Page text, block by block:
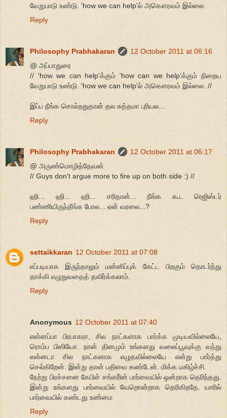
வேறுபாடு உண்டு. 'how we can help'ல் அகௌரவம் இல்லை.
Reply
Philosophy Prabhakaran
12 October 2011 at 06:16
@ அப்பாதுரை
// 'how we can help'க்கும் 'how can we help'க்கும் நிறைய
வேறுபாடு உண்டு. 'how we can help'ல் அகௌரவம் இல்லை. //
இப்ப நீங்க சொல்றதுதான் தல சுத்தமா புரியல...
Reply
Philosophy Prabhakaran
12 October 2011 at 06:17
@ அருண்மொழித்தேவன்
// Guys don't argue more to fire up on both side :) //
ஹி... ஹி... ஹி... சரிதான்... நீங்க கூட ரெஜிஸ்டர்
பண்ணியிருந்தீங்க போல... ஏன் வரலை...?
Reply
settaikkaran 12 October 2011 at 07:08
எப்படியாக இருந்தாலும் மன்னிப்புக் கேட்ட பிறகும் தொடர்ந்து
தாக்கி எழுதுவதைத் தவிர்க்கலாம்.
Reply
Anonymous 12 October 2011 at 07:40
என்னப்பா பிரபாகரா, சில நாட்களாக பார்க்க முடியவில்லையே,
ரொம்ப பிஸியோ. நான் தினமும் உங்களது வலைப்பூவுக்கு வந்து
என்னடா சில நாட்களாக எழுதவில்லையே என்று பார்த்து
செல்கிறேன். இன்று தான் பதிவை கண்டேன். மிக்க மகிழ்ச்சி.
நேற்று பிரச்சனை கேபிள் சங்கரி்ன் பார்வையில் ஒன்றாக தெரிந்தது.
இன்று உங்களது பார்வையில் வேறொன்றாக தெரிகிறதே. யாரில்
பார்வையில் கண்டது உண்மை
Reply